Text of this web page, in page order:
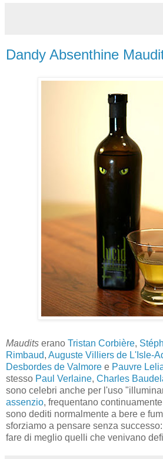
Dandy Absenthine
Maudits erano Tristan Corbière,
Rimbaud, Auguste Villiers de L'Isle-
Desbordes de Valmore e Pauvre
stesso Paul Verlaine, Charles
sono celebri anche per l'uso
assenzio, frequentano
sono dediti normalmente a bere e
sforziamo a pensare senza
fare di meglio quelli che venivano